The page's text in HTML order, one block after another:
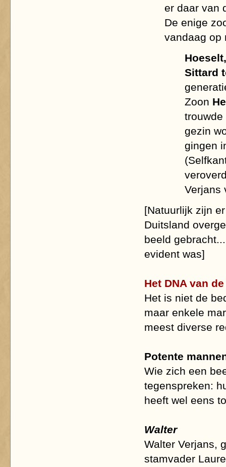
er daar van
De enige
vandaag op
Sittard
Zoon
gezin
gingen
Verjans
[Natuurlijk zijn
Duitsland
beeld
evident was]
Het DNA van
Het is niet de
maar enkele
meest diverse
Potente
Wie zich een
tegenspreken:
heeft wel eens
Walter
Walter Verjans,
stamvader